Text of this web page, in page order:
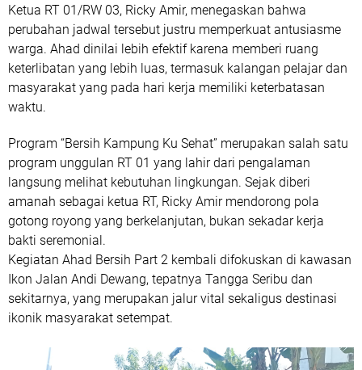
Ketua RT 01/RW 03, Ricky Amir, menegaskan bahwa
perubahan jadwal tersebut justru memperkuat antusiasme
warga. Ahad dinilai lebih efektif karena memberi ruang
keterlibatan yang lebih luas, termasuk kalangan pelajar dan
masyarakat yang pada hari kerja memiliki keterbatasan
waktu.
Program “Bersih Kampung Ku Sehat” merupakan salah satu
program unggulan RT 01 yang lahir dari pengalaman
langsung melihat kebutuhan lingkungan. Sejak diberi
amanah sebagai ketua RT, Ricky Amir mendorong pola
gotong royong yang berkelanjutan, bukan sekadar kerja
bakti seremonial.
Kegiatan Ahad Bersih Part 2 kembali difokuskan di kawasan
Ikon Jalan Andi Dewang, tepatnya Tangga Seribu dan
sekitarnya, yang merupakan jalur vital sekaligus destinasi
ikonik masyarakat setempat.